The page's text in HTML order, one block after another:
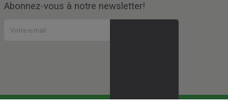
Abonnez-vous à notre newsletter!